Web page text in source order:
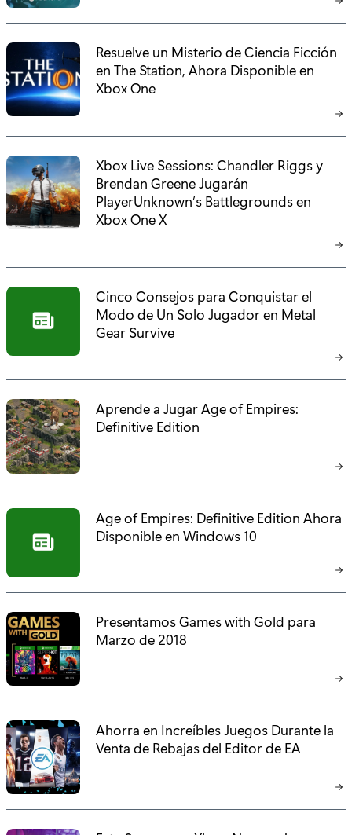
Resuelve un Misterio de Ciencia Ficción
en The Station, Ahora Disponible en
Xbox One
Xbox Live Sessions: Chandler Riggs y
Brendan Greene Jugarán
PlayerUnknown’s Battlegrounds en
Xbox One X
Cinco Consejos para Conquistar el
Modo de Un Solo Jugador en Metal
Gear Survive
Aprende a Jugar Age of Empires:
Definitive Edition
Age of Empires: Definitive Edition Ahora
Disponible en Windows 10
Presentamos Games with Gold para
Marzo de 2018
Ahorra en Increíbles Juegos Durante la
Venta de Rebajas del Editor de EA